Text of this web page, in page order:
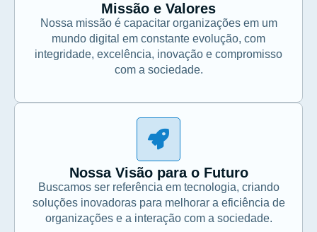
Missão e Valores
Nossa missão é capacitar organizações em um
mundo digital em constante evolução, com
integridade, excelência, inovação e compromisso
com a sociedade.
Nossa Visão para o Futuro
Buscamos ser referência em tecnologia, criando
soluções inovadoras para melhorar a eficiência de
organizações e a interação com a sociedade.